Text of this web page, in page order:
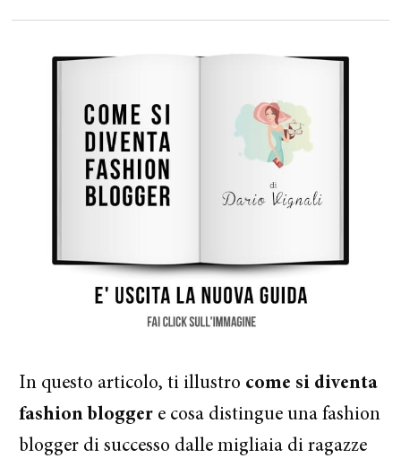
In questo articolo, ti illustro come si diventa
fashion blogger e cosa distingue una fashion
blogger di successo dalle migliaia di ragazze